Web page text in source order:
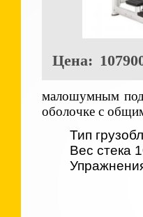
Цена:
малошумным
оболочке с
Тип
Вес стека